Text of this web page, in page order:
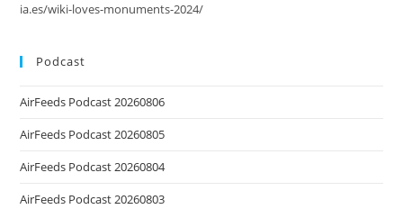
ia.es/wiki-loves-monuments-2024/
Podcast
AirFeeds Podcast 20260806
AirFeeds Podcast 20260805
AirFeeds Podcast 20260804
AirFeeds Podcast 20260803